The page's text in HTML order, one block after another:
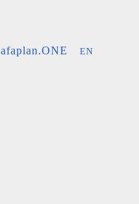
afaplan.ONE EN